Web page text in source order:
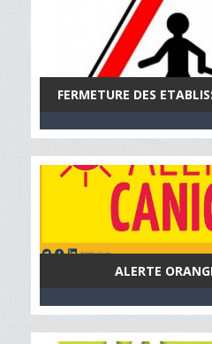
FERMETURE DES
ALERTE